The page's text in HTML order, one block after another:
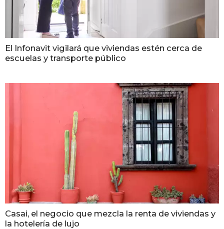
El Infonavit vigilará que viviendas estén cerca de
escuelas y transporte público
Casai, el negocio que mezcla la renta de viviendas y
la hotelería de lujo